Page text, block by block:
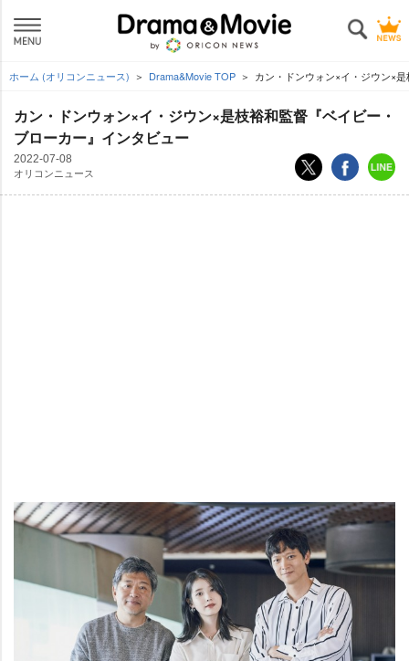
ホーム (オリコンニュース) Drama&Movie TOP カン・ドンウォン×イ・ジウン×
カン・ドンウォン×イ・ジウン×是枝裕和監督『ベイビー・
ブローカー』インタビュー
2022-07-08
オリコンニュース